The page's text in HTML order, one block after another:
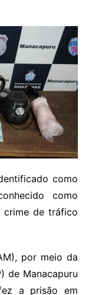
como
como
crime de tráfico
por meio da
de Manacapuru
a prisão em